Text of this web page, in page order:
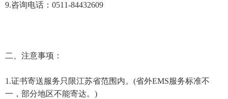
9.咨询电话：0511-84432609
二、注意事项：
1.证书寄送服务只限江苏省范围内。(省外EMS服务标准不
一，部分地区不能寄达。)